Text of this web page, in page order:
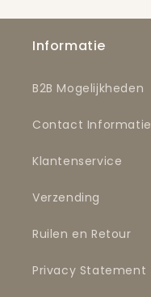
Informatie
B2B Mogelijkheden
Contact Informatie
Klantenservice
Verzending
Ruilen en Retour
Privacy Statement